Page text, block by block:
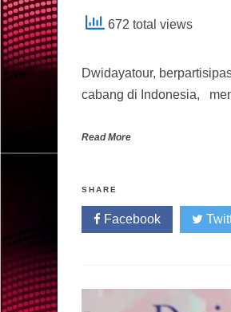
672 total views
Dwidayatour,
cabang di Indonesia,
Read More
SHARE
Facebook